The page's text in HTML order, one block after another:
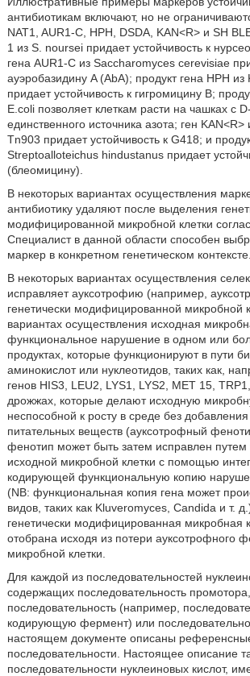
антибиотикам включают, но не
NAT1, AUR1-C, HPH, DSDA, KAN<R> и SH
1 из S. noursei придает устойчивость к
гена AUR1-C из Saccharomyces cerevisiae
ауэробазидину A (AbA); продукт гена HPH
придает устойчивость к гигромицину B;
E.coli позволяет клеткам расти на чашках с
единственного источника азота; ген KAN<R>
Tn903 придает устойчивость к G418; и
Streptoalloteichus hindustanus придает
(блеомицину).
В некоторых вариантах осуществления
антибиотику удаляют после выделения
модифицированной микробной клетки
Специалист в данной области способен
маркер в конкретном генетическом контексте.
В некоторых вариантах осуществления
исправляет ауксотрофию (например,
генетически модифицированной микробной
вариантах осуществления исходная
функциональное нарушение в одном или
продуктах, которые функционируют в пути
аминокислот или нуклеотидов, таких как,
генов HIS3, LEU2, LYS1, LYS2, MET 15,
дрожжах, которые делают исходную
неспособной к росту в среде без
питательных веществ (ауксотрофный
фенотип может быть затем исправлен
исходной микробной клетки с помощью
кодирующей функциональную копию
(NB: функциональная копия гена может
видов, таких как Kluveromyces, Candida и т.
генетически модифицированная микробная
отобрана исходя из потери ауксотрофного
микробной клетки.
Для каждой из последовательностей
содержащих последовательность
последовательность (например,
кодирующую фермент) или
настоящем документе описаны
последовательности. Настоящее описание
последовательности нуклеиновых кислот,